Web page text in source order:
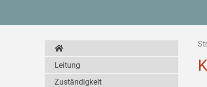
Leitung
Zuständigkeit